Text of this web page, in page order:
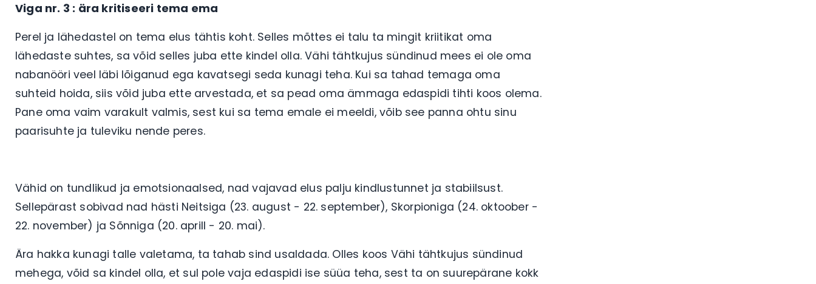
Viga nr. 3 : ära kritiseeri tema ema
Perel ja lähedastel on tema elus tähtis koht. Selles mõttes ei talu ta mingit kriitikat oma
lähedaste suhtes, sa võid selles juba ette kindel olla. Vähi tähtkujus sündinud mees ei ole oma
nabanööri veel läbi lõiganud ega kavatsegi seda kunagi teha. Kui sa tahad temaga oma
suhteid hoida, siis võid juba ette arvestada, et sa pead oma ämmaga edaspidi tihti koos olema.
Pane oma vaim varakult valmis, sest kui sa tema emale ei meeldi, võib see panna ohtu sinu
paarisuhte ja tuleviku nende peres.
Vähid on tundlikud ja emotsionaalsed, nad vajavad elus palju kindlustunnet ja stabiilsust.
Sellepärast sobivad nad hästi Neitsiga (23. august - 22. september), Skorpioniga (24. oktoober -
22. november) ja Sõnniga (20. aprill - 20. mai).
Ära hakka kunagi talle valetama, ta tahab sind usaldada. Olles koos Vähi tähtkujus sündinud
mehega, võid sa kindel olla, et sul pole vaja edaspidi ise süüa teha, sest ta on suurepärane kokk